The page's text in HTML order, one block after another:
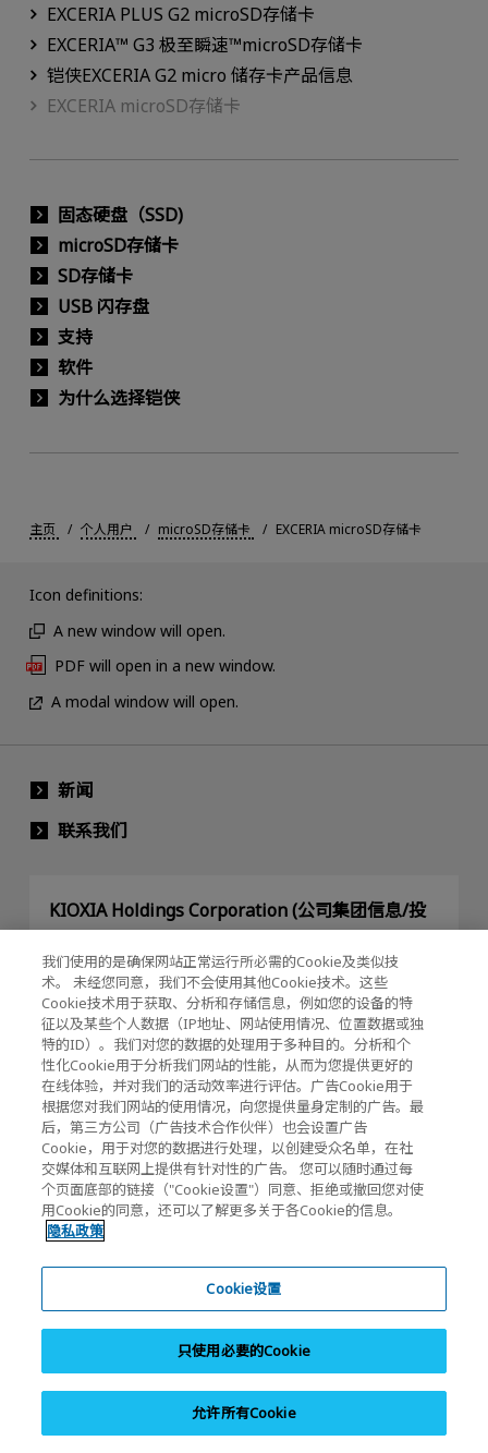
EXCERIA PLUS G2 microSD存储卡
EXCERIA™ G3 极至瞬速™microSD存储卡
铠侠EXCERIA G2 micro 储存卡产品信息
EXCERIA microSD存储卡
固态硬盘（SSD)
microSD存储卡
SD存储卡
USB 闪存盘
支持
软件
为什么选择铠侠
主页 个人用户 microSD存储卡 EXCERIA microSD存储卡
Icon definitions:
A new window will open.
PDF will open in a new window.
A modal window will open.
新闻
联系我们
KIOXIA Holdings Corporation (公司集团信息/投
KIOXIA Holdings Corporation Home
投资人关系
隐私政策
Cookie设置
网站使用须知
平行进口和假冒产品
网站地图
沪公网安备31010602005476号
Copyright © 2026 KIOXIA (China) Co., Ltd. All Rights Reserved.
我们使用的是确保网站正常运行所必需的Cookie及类似技
术。 未经您同意，我们不会使用其他Cookie技术。这些
Cookie技术用于获取、分析和存储信息，例如您的设备的特
征以及某些个人数据（IP地址、网站使用情况、位置数据或独
特的ID）。我们对您的数据的处理用于多种目的。分析和个
性化Cookie用于分析我们网站的性能，从而为您提供更好的
在线体验，并对我们的活动效率进行评估。广告Cookie用于
根据您对我们网站的使用情况，向您提供量身定制的广告。最
后，第三方公司（广告技术合作伙伴）也会设置广告
Cookie，用于对您的数据进行处理，以创建受众名单，在社
交媒体和互联网上提供有针对性的广告。 您可以随时通过每
个页面底部的链接（"Cookie设置"）同意、拒绝或撤回您对使
用Cookie的同意，还可以了解更多关于各Cookie的信息。
隐私政策
Cookie设置
只使用必要的Cookie
允许所有Cookie